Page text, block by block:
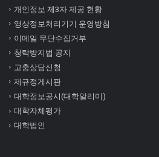
개인정보 제3자 제공 현황
영상정보처리기기 운영방침
이메일 무단수집거부
청탁방지법 공지
고충상담신청
제규정게시판
대학정보공시(대학알리미)
대학자체평가
대학법인